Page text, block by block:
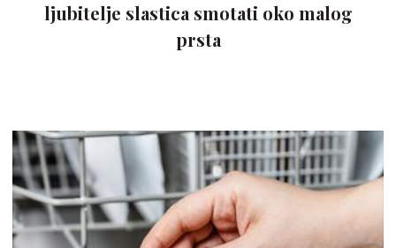
ljubitelje slastica smotati oko malog
prsta